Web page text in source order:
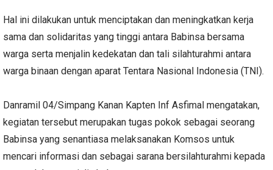
Hal ini dilakukan untuk menciptakan dan meningkatkan kerja
sama dan solidaritas yang tinggi antara Babinsa bersama
warga serta menjalin kedekatan dan tali silahturahmi antara
warga binaan dengan aparat Tentara Nasional Indonesia (TNI).
Danramil 04/Simpang Kanan Kapten Inf Asfimal mengatakan,
kegiatan tersebut merupakan tugas pokok sebagai seorang
Babinsa yang senantiasa melaksanakan Komsos untuk
mencari informasi dan sebagai sarana bersilahturahmi kepada